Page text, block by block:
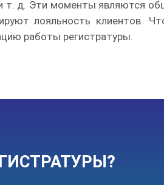
т. д. Эти моменты являются
лояльность клиентов.
работы регистратуры.